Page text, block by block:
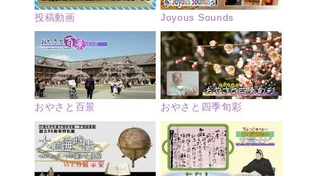
投稿動画 Joyous Sounds
おやさと百景 おやさと四季旬彩